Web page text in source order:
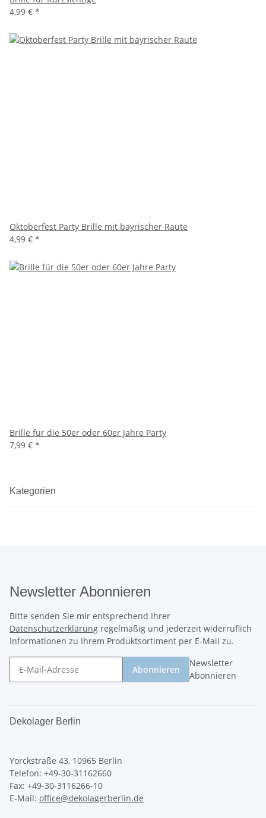
4,99 € *
Oktoberfest Party Brille mit bayrischer Raute
4,99 € *
Brille für die 50er oder 60er Jahre Party
7,99 € *
Kategorien
Newsletter Abonnieren
Bitte senden Sie mir entsprechend Ihrer
Datenschutzerklärung regelmäßig und jederzeit widerruflich
Informationen zu Ihrem Produktsortiment per E-Mail zu.
Abonnieren
Newsletter
Abonnieren
Dekolager Berlin
Yorckstraße 43, 10965 Berlin
Telefon: +49-30-31162660
Fax: +49-30-3116266-10
E-Mail: office@dekolagerberlin.de